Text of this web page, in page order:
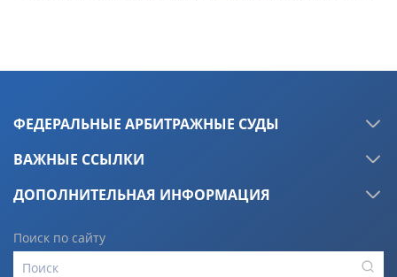
ФЕДЕРАЛЬНЫЕ АРБИТРАЖНЫЕ СУДЫ
ВАЖНЫЕ ССЫЛКИ
ДОПОЛНИТЕЛЬНАЯ ИНФОРМАЦИЯ
Поиск по сайту